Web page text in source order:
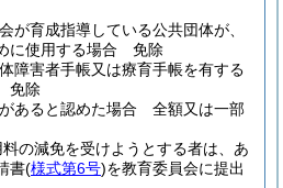
が育成指導している公共団体が、
に使用する場合 免除
障害者手帳又は療育手帳を有する
免除
あると認めた場合 全額又は一部
の減免を受けようとする者は、あ
書(様式第6号)を教育委員会に提出